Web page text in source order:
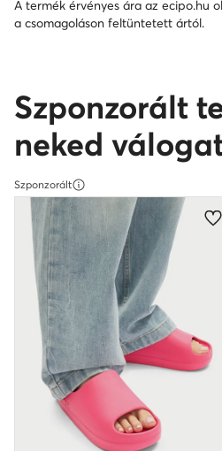
A termék érvényes ára az ecipo.hu
a csomagoláson feltüntetett ártól.
Szponzorált
neked
Szponzorált